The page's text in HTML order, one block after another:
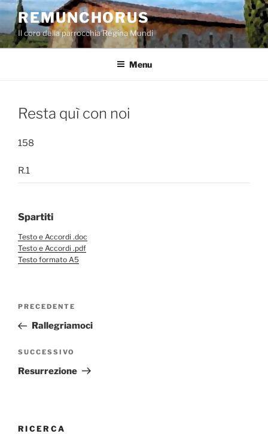
Salta
contenuto
REMUNCHORUS
Il coro della parrocchia Regina Mundi
Menu
Resta quì con noi
158
R.1
Spartiti
Testo e Accordi .doc
Testo e Accordi .pdf
Testo formato A5
Navigazione
Articolo
precedente:
PRECEDENTE
Rallegriamoci
Articolo
successivo
SUCCESSIVO
Resurrezione
RICERCA